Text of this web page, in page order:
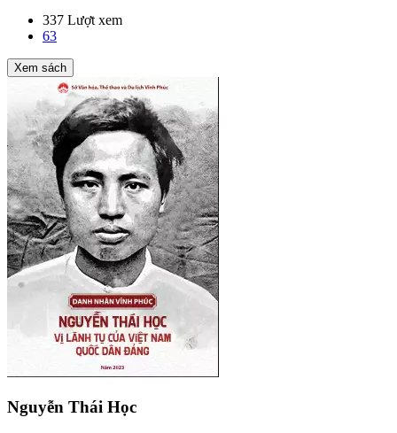
337 Lượt xem
63
Xem sách
Nguyễn Thái Học